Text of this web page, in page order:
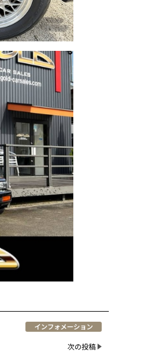
インフォメーション
次の投稿